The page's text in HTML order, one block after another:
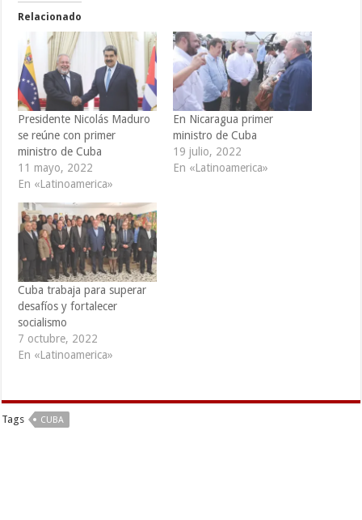
Relacionado
Presidente Nicolás Maduro
se reúne con primer
ministro de Cuba
11 mayo, 2022
En «Latinoamerica»
En Nicaragua primer
ministro de Cuba
19 julio, 2022
En «Latinoamerica»
Cuba trabaja para superar
desafíos y fortalecer
socialismo
7 octubre, 2022
En «Latinoamerica»
Tags CUBA